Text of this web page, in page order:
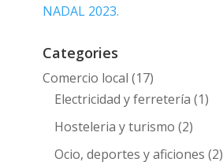
NADAL 2023.
Categories
Comercio local (17)
Electricidad y ferretería (1)
Hosteleria y turismo (2)
Ocio, deportes y aficiones (2)